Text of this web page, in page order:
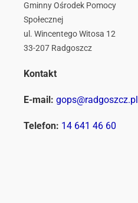
Gminny Ośrodek Pomocy
Społecznej
ul. Wincentego Witosa 12
33-207 Radgoszcz
Kontakt
E-mail: gops@radgoszcz.pl
Telefon: 14 641 46 60